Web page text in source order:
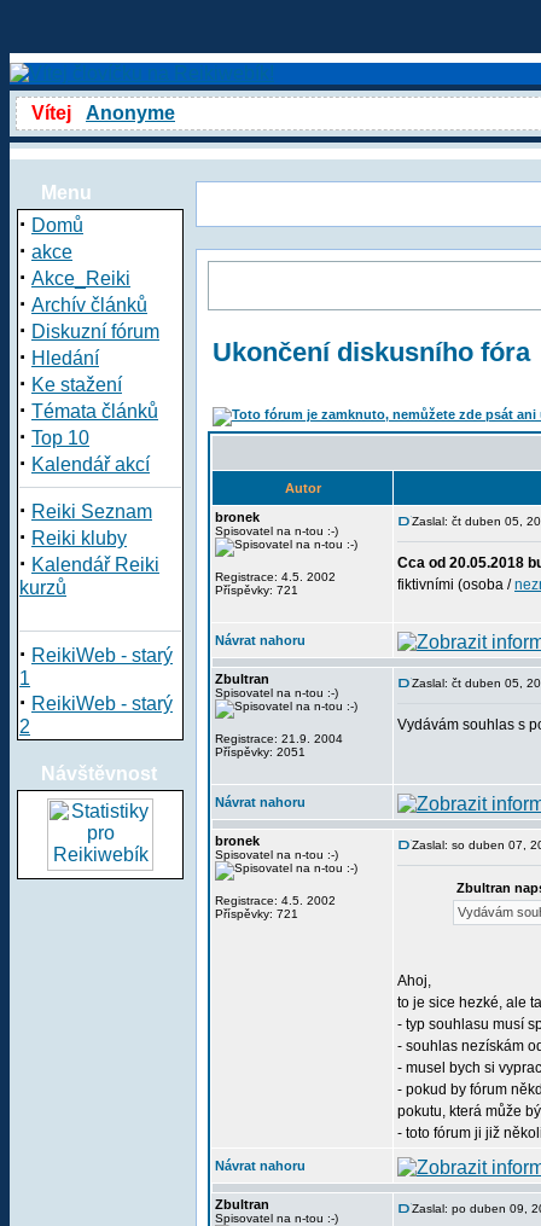
Vítej Anonyme
Menu
· Domů
· akce
· Akce_Reiki
· Archív článků
· Diskuzní fórum
· Hledání
· Ke stažení
· Témata článků
· Top 10
· Kalendář akcí
· Reiki Seznam
· Reiki kluby
· Kalendář Reiki
kurzů
· ReikiWeb - starý
1
· ReikiWeb - starý
2
Návštěvnost
Ukončení diskusního fóra
Autor
bronek
Spisovatel na n-tou :-)
Registrace: 4.5. 2002
Příspěvky: 721
Zaslal: čt duben 05,
Cca od 20.05.2018
fiktivními (osoba /
Návrat nahoru
Zbultran
Spisovatel na n-tou :-)
Registrace: 21.9. 2004
Příspěvky: 2051
Zaslal: čt duben 05,
Vydávám souhlas s
Návrat nahoru
bronek
Spisovatel na n-tou :-)
Registrace: 4.5. 2002
Příspěvky: 721
Zaslal: so duben 07,
Zbultran
Vydávám
Ahoj,
to je sice hezké, ale
- typ souhlasu musí
- souhlas nezískám
- musel bych si
- pokud by fórum
pokutu, která může
- toto fórum ji již
Návrat nahoru
Zbultran
Spisovatel na n-tou :-)
Zaslal: po duben 09,